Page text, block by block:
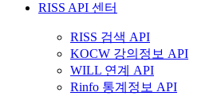
RISS API 센터
RISS 검색 API
KOCW 강의정보 API
WILL 연계 API
Rinfo 통계정보 API